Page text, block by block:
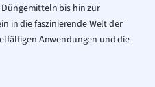
bis hin zur
in die faszinierende Welt der
Anwendungen und die